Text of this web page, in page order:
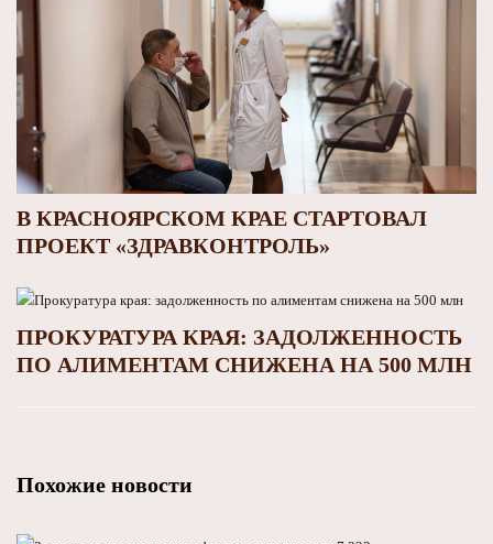
В КРАСНОЯРСКОМ КРАЕ СТАРТОВАЛ
ПРОЕКТ «ЗДРАВКОНТРОЛЬ»
ПРОКУРАТУРА КРАЯ: ЗАДОЛЖЕННОСТЬ
ПО АЛИМЕНТАМ СНИЖЕНА НА 500 МЛН
Похожие новости